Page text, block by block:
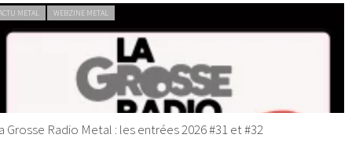
METAL WEBZINE METAL
Grosse Radio Metal : les entrées 2026 #31 et #32